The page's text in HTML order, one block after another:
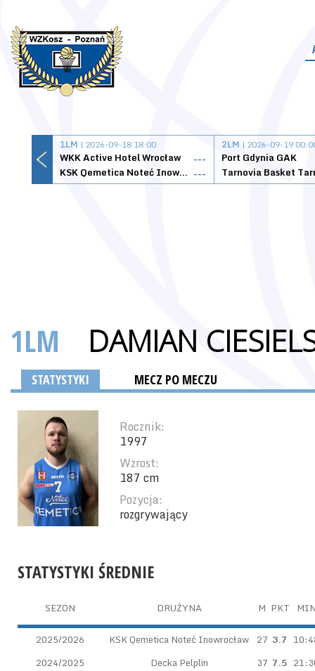
1LM | 2026-09-18 18:00
WKK Active Hotel Wrocław
---
KSK Qemetica Noteć Inowrocław ---
2LM | 2026-09-19
Port Gdynia GAK
1LM DAMIAN
STATYSTYKI MECZ PO MECZU
Rocznik:
1997
Wzrost:
187 cm
Pozycja:
rozgrywający
STATYSTYKI ŚREDNIE
SEZON DRUŻYNA M PKT
2025/2026 KSK Qemetica Noteć Inowrocław 27 3.7
2024/2025
Decka Pelplin 37 7.5